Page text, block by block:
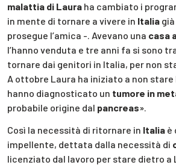
malattia di Laura ha cambiato i
in mente di tornare a vivere in Italia
prosegue l’amica -. Avevano una casa
l’hanno venduta e tre anni fa si sono
tornare dai genitori in Italia, per non
A ottobre Laura ha iniziato a non stare
hanno diagnosticato un tumore in
probabile origine dal pancreas».
Così la necessità di ritornare in Italia è
impellente, dettata dalla necessità di
licenziato dal lavoro per stare dietro a